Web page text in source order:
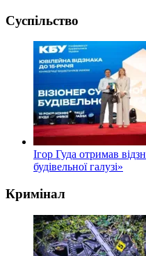
Суспільство
Ігор Гуда отримав
будівельної галузі»
Кримінал